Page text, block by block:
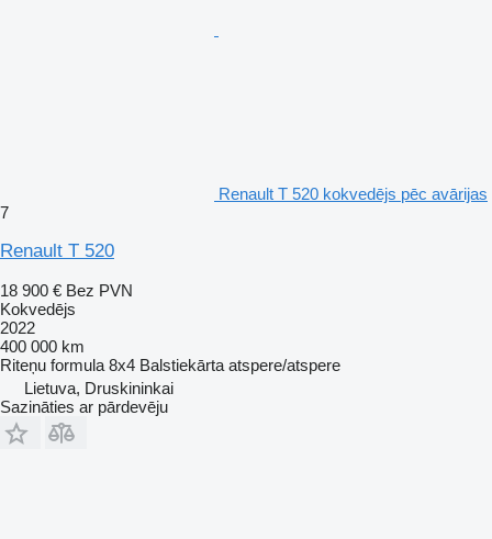
Renault T 520 kokvedējs pēc avārijas
7
Renault T 520
18 900 € Bez PVN
Kokvedējs
2022
400 000 km
Riteņu formula 8x4 Balstiekārta atspere/atspere
Lietuva, Druskininkai
Sazināties ar pārdevēju